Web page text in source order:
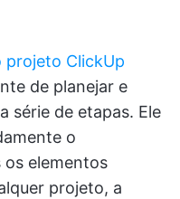
projeto ClickUp
de planejar e
série de etapas. Ele
o
elementos
projeto, a